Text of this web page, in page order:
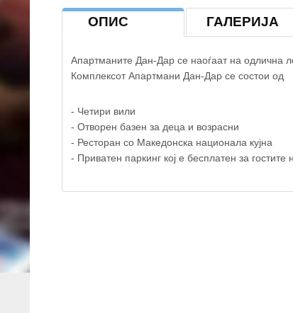
ОПИС ГАЛЕРИЈА
Апартманите Дан-Дар се наоѓаат на одлична
Комплексот Апартмани Дан-Дар се состои од
- Четири вили
- Отворен базен за деца и возрасни
- Ресторан со Македонска национала кујна
- Приватен паркинг кој е бесплатен за